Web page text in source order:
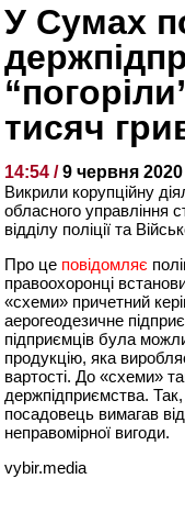
У Сумах
тисяч
14:54 /9 червня 2020
Викрили корупційну
обласного управління
відділу поліції та
Про це повідомляє
правоохоронці
«схеми» причетний
аерогеодезичне
підприємців була
продукцію, яка
вартості. До «схеми»
держпідприємства.
посадовець вимагав
неправомірної вигоди.
vybir.media